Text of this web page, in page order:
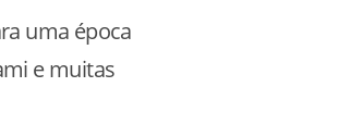
uma época
e muitas